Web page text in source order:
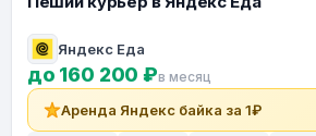
Яндекс Еда
до 160 200 ₽в месяц
Аренда Яндекс байка за 1₽